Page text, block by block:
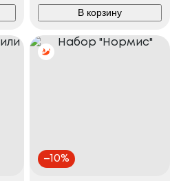
В корзину
–10%